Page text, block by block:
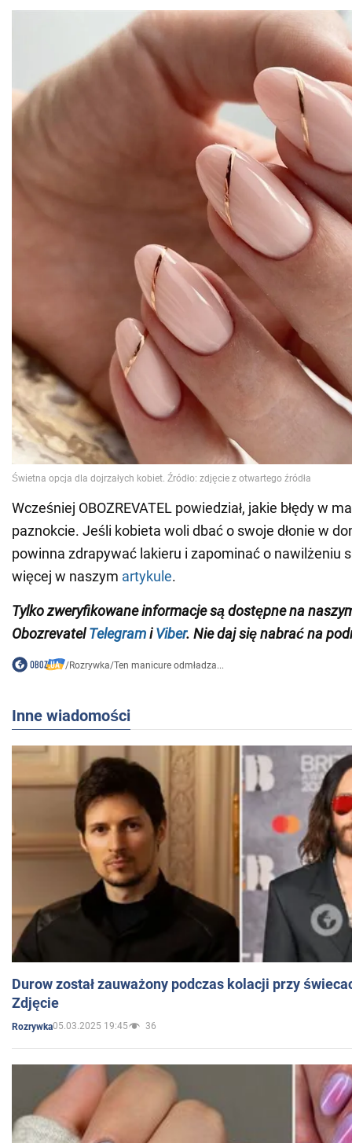
Wcześniej OBOZREVATEL powiedział, jakie błędy w
paznokcie. Jeśli kobieta woli dbać o swoje dłonie w
powinna zdrapywać lakieru i zapominać o nawilżeniu
więcej w naszym artykule.
Tylko zweryfikowane informacje są dostępne na
ObozrevatelTelegramiViber. Nie daj się nabrać na
/Rozrywka/Ten manicure odmładza...
Inne wiadomości
Durow został zauważony podczas kolacji przy
Zdjęcie
Rozrywka05.03.2025 19:45 36